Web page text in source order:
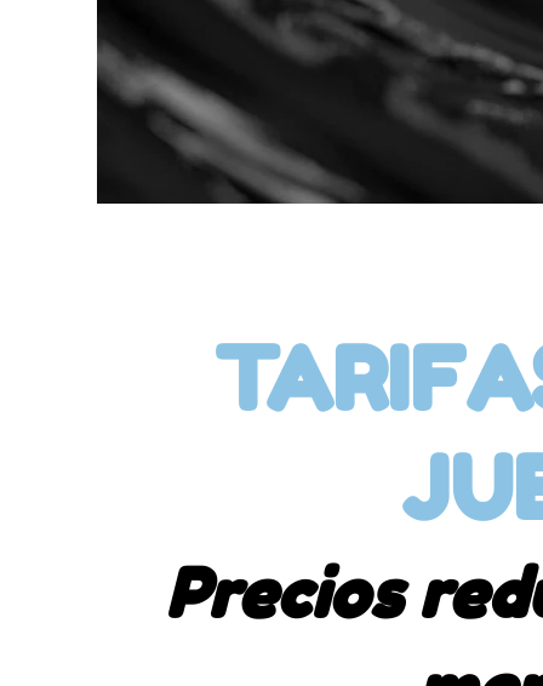
Precios